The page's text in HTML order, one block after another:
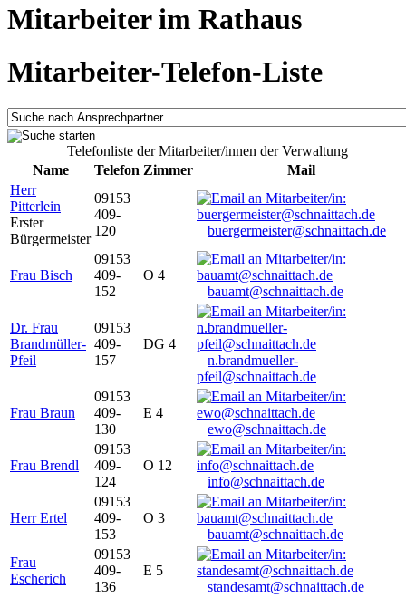
Mitarbeiter im Rathaus
Mitarbeiter-Telefon-Liste
Telefonliste der Mitarbeiter/innen der Verwaltung
Name
Telefon Zimmer
Mail
Herr
Pitterlein
Erster
Bürgermeister
09153
409-
120
buergermeister@schnaittach.de
Frau Bisch
09153
409-
152
O 4
bauamt@schnaittach.de
Dr. Frau
Brandmüller-
Pfeil
09153
409-
157
DG 4
n.brandmueller-
pfeil@schnaittach.de
Frau Braun
09153
409-
130
E 4
ewo@schnaittach.de
Frau Brendl
09153
409-
124
O 12
info@schnaittach.de
Herr Ertel
09153
409-
153
O 3
bauamt@schnaittach.de
Frau
Escherich
09153
409-
136
E 5
standesamt@schnaittach.de